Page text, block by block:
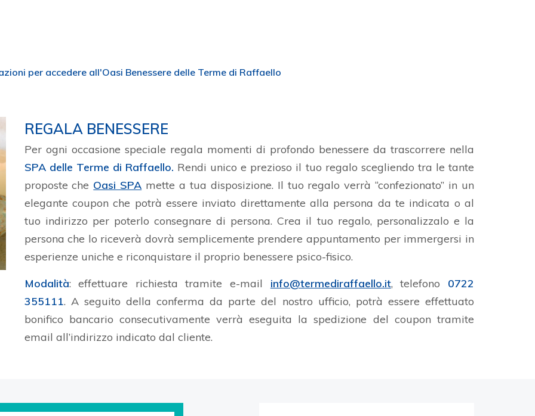
per accedere all'Oasi Benessere delle Terme di Raffaello
REGALA BENESSERE
Per ogni occasione speciale regala momenti di profondo benessere da trascorrere nella
SPA delle Terme di Raffaello. Rendi unico e prezioso il tuo regalo scegliendo tra le tante
proposte che Oasi SPA mette a tua disposizione. Il tuo regalo verrà “confezionato” in un
elegante coupon che potrà essere inviato direttamente alla persona da te indicata o al
tuo indirizzo per poterlo consegnare di persona. Crea il tuo regalo, personalizzalo e la
persona che lo riceverà dovrà semplicemente prendere appuntamento per immergersi in
esperienze uniche e riconquistare il proprio benessere psico-fisico.
Modalità: effettuare richiesta tramite e-mail info@termediraffaello.it, telefono 0722
355111. A seguito della conferma da parte del nostro ufficio, potrà essere effettuato
bonifico bancario consecutivamente verrà eseguita la spedizione del coupon tramite
email all’indirizzo indicato dal cliente.